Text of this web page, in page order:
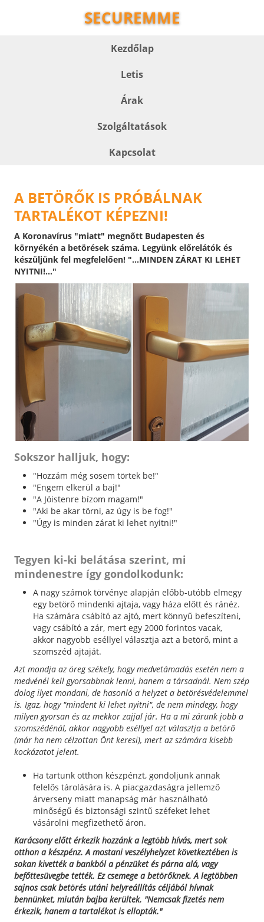
SECUREMME
Kezdőlap
Letis
Árak
Szolgáltatások
Kapcsolat
A BETÖRŐK IS PRÓBÁLNAK
TARTALÉKOT KÉPEZNI!
A Koronavírus "miatt" megnőtt Budapesten és
környékén a betörések száma. Legyünk előrelátók és
készüljünk fel megfelelően! "...MINDEN ZÁRAT KI LEHET
NYITNI!..."
Sokszor halljuk, hogy:
"Hozzám még sosem törtek be!"
"Engem elkerül a baj!"
"A Jóistenre bízom magam!"
"Aki be akar törni, az úgy is be fog!"
"Úgy is minden zárat ki lehet nyitni!"
Tegyen ki-ki belátása szerint, mi
mindenestre így gondolkodunk:
A nagy számok törvénye alapján előbb-utóbb elmegy
egy betörő mindenki ajtaja, vagy háza előtt és ránéz.
Ha számára csábító az ajtó, mert könnyű befeszíteni,
vagy csábító a zár, mert egy 2000 forintos vacak,
akkor nagyobb eséllyel választja azt a betörő, mint a
szomszéd ajtaját.
Azt mondja az öreg székely, hogy medvetámadás esetén nem a
medvénél kell gyorsabbnak lenni, hanem a társadnál. Nem szép
dolog ilyet mondani, de hasonló a helyzet a betörésvédelemmel
is. Igaz, hogy "mindent ki lehet nyitni", de nem mindegy, hogy
milyen gyorsan és az mekkor zajjal jár. Ha a mi zárunk jobb a
szomszédénál, akkor nagyobb eséllyel azt választja a betörő
(már ha nem célzottan Önt keresi), mert az számára kisebb
kockázatot jelent.
Ha tartunk otthon készpénzt, gondoljunk annak
felelős tárolására is. A piacgazdaságra jellemző
árverseny miatt manapság már használható
minőségű és biztonsági szintű széfeket lehet
vásárolni megfizethető áron.
Karácsony előtt érkezik hozzánk a legtöbb hívás, mert sok
otthon a készpénz. A mostani veszélyhelyzet következtében is
sokan kivették a bankból a pénzüket és párna alá, vagy
befőttesüvegbe tették. Ez csemege a betörőknek. A legtöbben
sajnos csak betörés utáni helyreállítás céljából hívnak
bennünket, miután bajba kerültek. "Nemcsak fizetés nem
érkezik, hanem a tartalékot is ellopták."